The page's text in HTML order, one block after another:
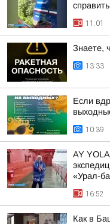
11:01
Знаете,
13:33
Если
10:39
AY
«Урал-
16:52
Как в